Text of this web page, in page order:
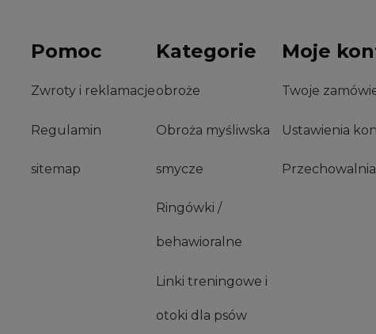
Pomoc
Zwroty i reklamacje
Regulamin
sitemap
Kategorie
obroże
Obroża myśliwska
smycze
Ringówki /
behawioralne
Linki treningowe i
otoki dla psów
Moje
Twoje
Ustawienia
Przechowalnia